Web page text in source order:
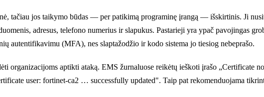
tačiau jos taikymo būdas — per patikimą programinę įrangą — išskirtinis. Ji
adresus, telefono numerius ir slapukus. Pastarieji yra ypač pavojingas
autentifikavimu (MFA), nes slaptažodžio ir kodo sistema jo tiesiog nebeprašo.
organizacijoms aptikti ataką. EMS žurnaluose reikėtų ieškoti įrašo „Certificate
user: fortinet-ca2 … successfully updated". Taip pat rekomenduojama